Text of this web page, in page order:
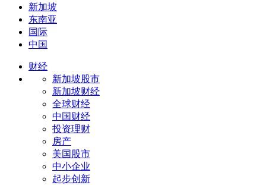
新加坡
东南亚
国际
中国
财经
新加坡股市
新加坡财经
全球财经
中国财经
投资理财
房产
美国股市
中小企业
起步创新